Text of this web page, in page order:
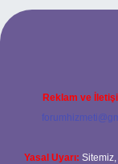
yeni giriş adresi
Reklam ve
Yasal Uyarı: